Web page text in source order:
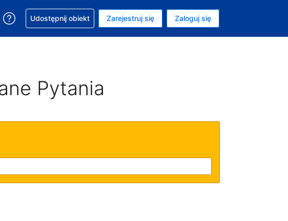
Wybrana waluta to Dolar amerykański
język. Wybrany język to Polski
Uzyskaj pomoc w sprawie rezerwacji
Udostępnij obiekt Zarejestruj się Zaloguj się
Pytania